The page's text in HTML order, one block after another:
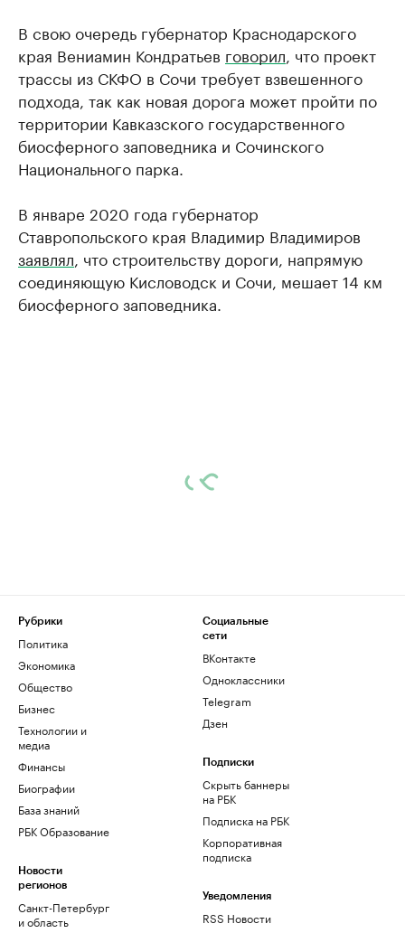
В свою очередь губернатор Краснодарского
края Вениамин Кондратьев говорил, что проект
трассы из СКФО в Сочи требует взвешенного
подхода, так как новая дорога может пройти по
территории Кавказского государственного
биосферного заповедника и Сочинского
Национального парка.
В январе 2020 года губернатор
Ставропольского края Владимир Владимиров
заявлял, что строительству дороги, напрямую
соединяющую Кисловодск и Сочи, мешает 14 км
биосферного заповедника.
Рубрики
Политика
Экономика
Общество
Бизнес
Технологии и
медиа
Финансы
Биографии
База знаний
РБК Образование
Новости
регионов
Санкт-Петербург
и область
Социальные
сети
ВКонтакте
Одноклассники
Telegram
Дзен
Подписки
Скрыть баннеры
на РБК
Подписка на РБК
Корпоративная
подписка
Уведомления
RSS Новости